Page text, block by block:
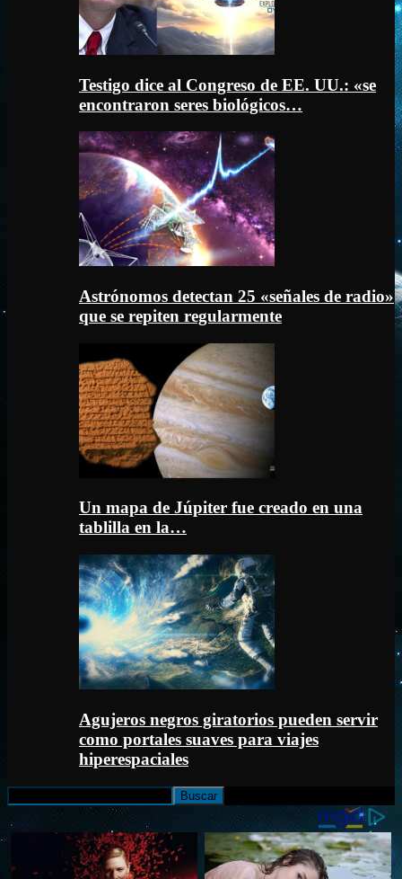
Testigo dice al Congreso de EE. UU.: «se
encontraron seres biológicos…
Astrónomos detectan 25 «señales de radio»
que se repiten regularmente
Un mapa de Júpiter fue creado en una
tablilla en la…
Agujeros negros giratorios pueden servir
como portales suaves para viajes
hiperespaciales